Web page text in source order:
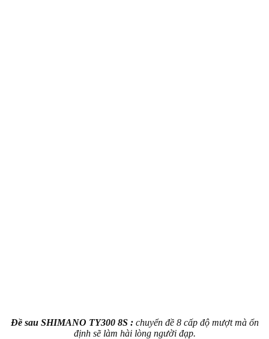
Đề sau SHIMANO TY300 8S : chuyển đề 8 cấp độ mượt mà ổn
định sẽ làm hài lòng người đạp.